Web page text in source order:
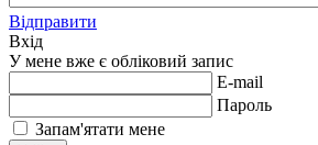
Відправити
Вхід
У мене вже є обліковий запис
E-mail
Пароль
Запам'ятати мене